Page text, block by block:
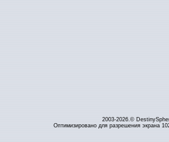
2003-2026.©
Оптимизировано для разрешения экрана